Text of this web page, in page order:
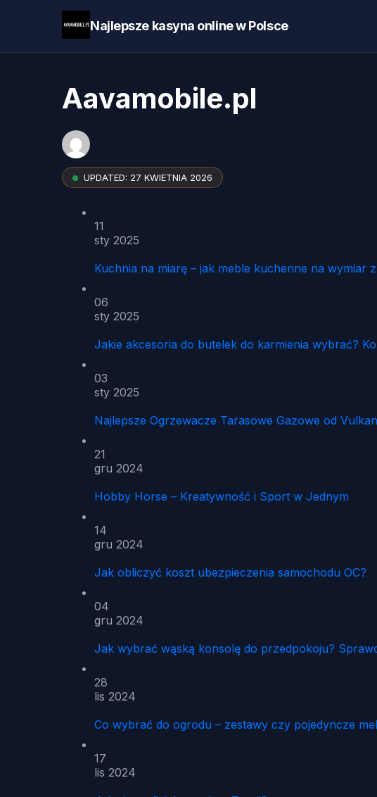
Najlepsze kasyna online w Polsce
Aavamobile.pl
UPDATED: 27 KWIETNIA 2026
11
sty 2025
Kuchnia na miarę – jak meble kuchenne na wymiar
06
sty 2025
Jakie akcesoria do butelek do karmienia wybrać?
03
sty 2025
Najlepsze Ogrzewacze Tarasowe Gazowe od
21
gru 2024
Hobby Horse – Kreatywność i Sport w Jednym
14
gru 2024
Jak obliczyć koszt ubezpieczenia samochodu OC?
04
gru 2024
Jak wybrać wąską konsolę do przedpokoju?
28
lis 2024
Co wybrać do ogrodu – zestawy czy pojedyncze
17
lis 2024